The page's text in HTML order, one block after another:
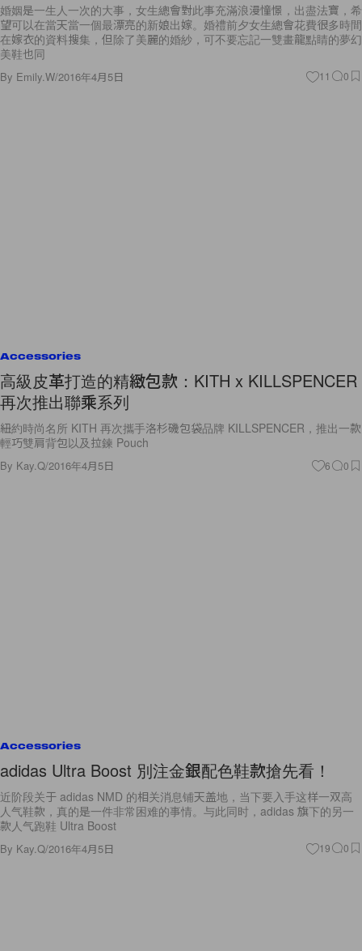
婚姻是一生人一次的大事，女生總會對此事充滿浪漫憧憬，出盡法寶，希
望可以在當天當一個最漂亮的新娘出嫁。婚禮前夕女生總會花費很多時間
在嫁衣的資料搜集，但除了美麗的婚紗，可不要忘記一雙畫龍點睛的夢幻
美鞋也同
By Emily.W/2016年4月5日 11 0
Accessories
高級皮革打造的精緻包款：KITH x KILLSPENCER
再次推出聯乘系列
紐約時尚名所 KI​​TH 再次攜手洛杉磯包袋品牌 KILLSPENCER，推出一款
輕巧雙肩背包以及拉鍊 Pouch
By Kay.Q/2016年4月5日 6 0
Accessories
adidas Ultra Boost 別注金銀配色鞋款搶先看！
近阶段关于 adidas NMD 的相关消息铺天盖地，当下要入手这样一双高
人气鞋款，真的是一件非常困难的事情。与此同时，adidas 旗下的另一
款人气跑鞋 Ultra Boost
By Kay.Q/2016年4月5日 19 0